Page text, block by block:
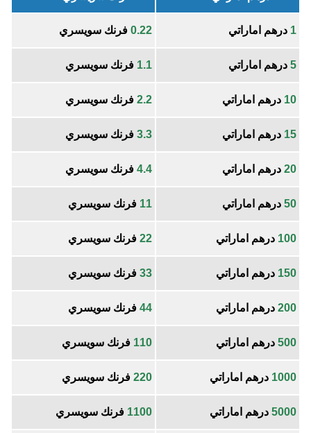
1 درهم اماراتي 0.22 فرنك سويسري
5 درهم اماراتي 1.1 فرنك سويسري
10 درهم اماراتي 2.2 فرنك سويسري
15 درهم اماراتي 3.3 فرنك سويسري
20 درهم اماراتي 4.4 فرنك سويسري
50 درهم اماراتي 11 فرنك سويسري
100 درهم اماراتي 22 فرنك سويسري
150 درهم اماراتي 33 فرنك سويسري
200 درهم اماراتي 44 فرنك سويسري
500 درهم اماراتي 110 فرنك سويسري
1000 درهم اماراتي 220 فرنك سويسري
5000 درهم اماراتي 1100 فرنك سويسري